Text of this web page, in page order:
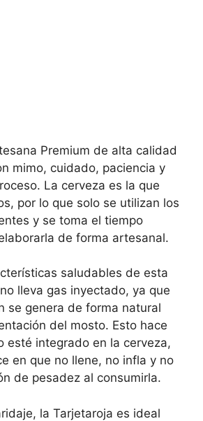
Premium de alta calidad
mimo, cuidado, paciencia y
La cerveza es la que
por lo que solo se utilizan los
y se toma el tiempo
de forma artesanal.
saludables de esta
lleva gas inyectado, ya que
se genera de forma natural
del mosto. Esto hace
esté integrado en la cerveza,
en que no llene, no infla y no
de pesadez al consumirla.
la Tarjetaroja es ideal